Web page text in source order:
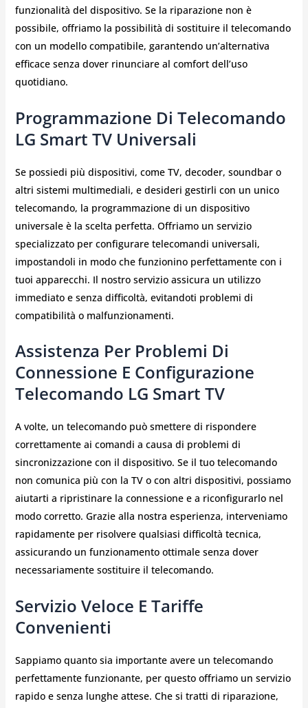
funzionalità del dispositivo. Se la riparazione non è
possibile, offriamo la possibilità di sostituire il telecomando
con un modello compatibile, garantendo un’alternativa
efficace senza dover rinunciare al comfort dell’uso
quotidiano.
Programmazione Di Telecomando
LG Smart TV Universali
Se possiedi più dispositivi, come TV, decoder, soundbar o
altri sistemi multimediali, e desideri gestirli con un unico
telecomando, la programmazione di un dispositivo
universale è la scelta perfetta. Offriamo un servizio
specializzato per configurare telecomandi universali,
impostandoli in modo che funzionino perfettamente con i
tuoi apparecchi. Il nostro servizio assicura un utilizzo
immediato e senza difficoltà, evitandoti problemi di
compatibilità o malfunzionamenti.
Assistenza Per Problemi Di
Connessione E Configurazione
Telecomando LG Smart TV
A volte, un telecomando può smettere di rispondere
correttamente ai comandi a causa di problemi di
sincronizzazione con il dispositivo. Se il tuo telecomando
non comunica più con la TV o con altri dispositivi, possiamo
aiutarti a ripristinare la connessione e a riconfigurarlo nel
modo corretto. Grazie alla nostra esperienza, interveniamo
rapidamente per risolvere qualsiasi difficoltà tecnica,
assicurando un funzionamento ottimale senza dover
necessariamente sostituire il telecomando.
Servizio Veloce E Tariffe
Convenienti
Sappiamo quanto sia importante avere un telecomando
perfettamente funzionante, per questo offriamo un servizio
rapido e senza lunghe attese. Che si tratti di riparazione,